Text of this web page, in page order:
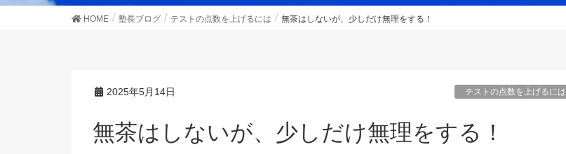
HOME 塾長ブログ テストの点数を上げるには 無茶はしないが、少しだけ無理をする！
2025年5月14日 テストの点数を上げるには
無茶はしないが、少しだけ無理をする！